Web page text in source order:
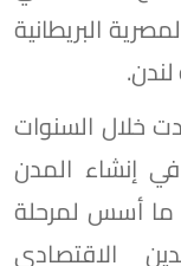
البريطانية
خلال السنوات
إنشاء المدن
ما أسس لمرحلة
الاقتصادي